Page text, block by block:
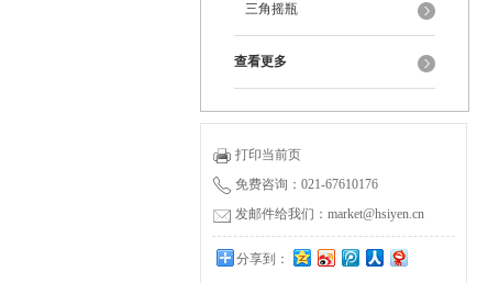
三角摇瓶
查看更多
打印当前页
免费咨询：021-67610176
发邮件给我们：market@hsiyen.cn
分享到：